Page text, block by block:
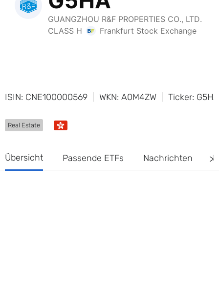
ISIN: CNE100000569 WKN: A0M4ZW Ticker: G5HA
Real Estate
Übersicht Passende ETFs Nachrichten